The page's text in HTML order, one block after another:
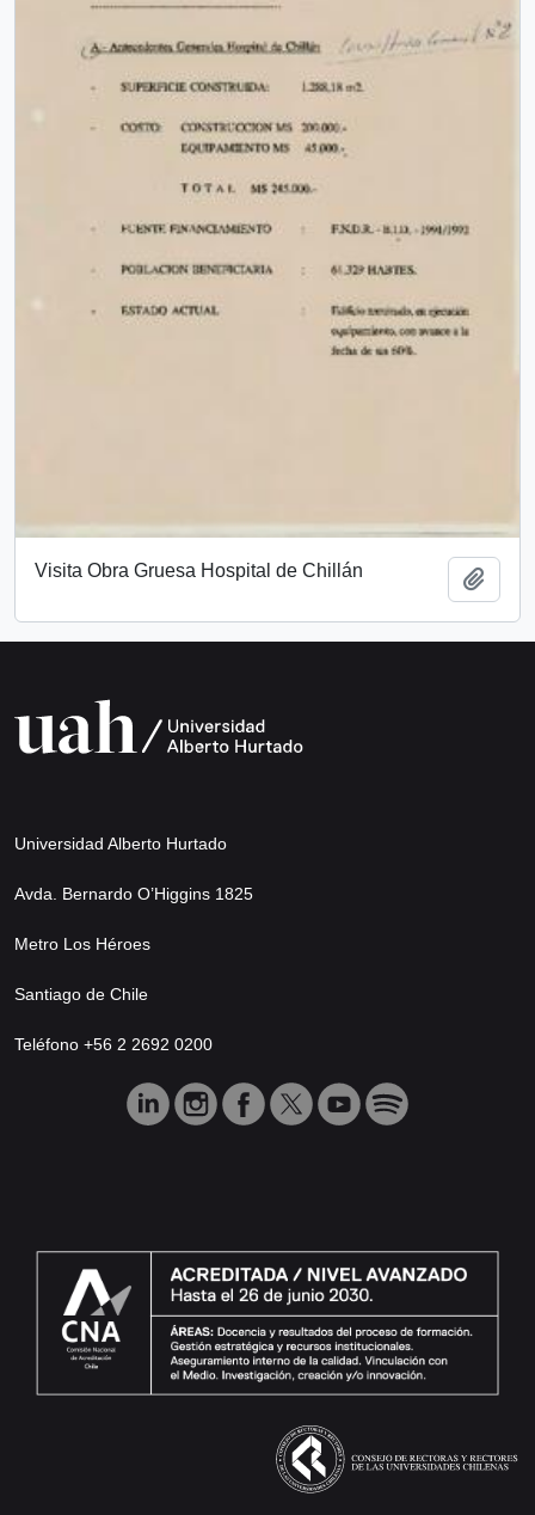
Visita Obra Gruesa Hospital de Chillán
Universidad Alberto Hurtado
Avda. Bernardo O’Higgins 1825
Metro Los Héroes
Santiago de Chile
Teléfono +56 2 2692 0200